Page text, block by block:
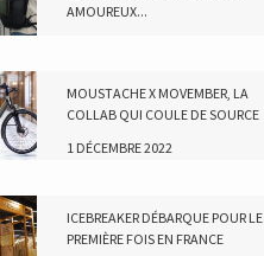
AMOUREUX...
MOUSTACHE X MOVEMBER, LA
COLLAB QUI COULE DE SOURCE
1 DÉCEMBRE 2022
ICEBREAKER DÉBARQUE POUR LE
PREMIÈRE FOIS EN FRANCE